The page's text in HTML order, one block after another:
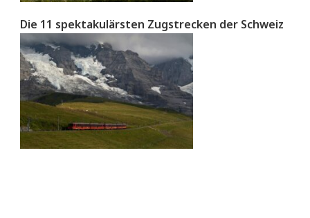
Die 11 spektakulärsten Zugstrecken der Schweiz